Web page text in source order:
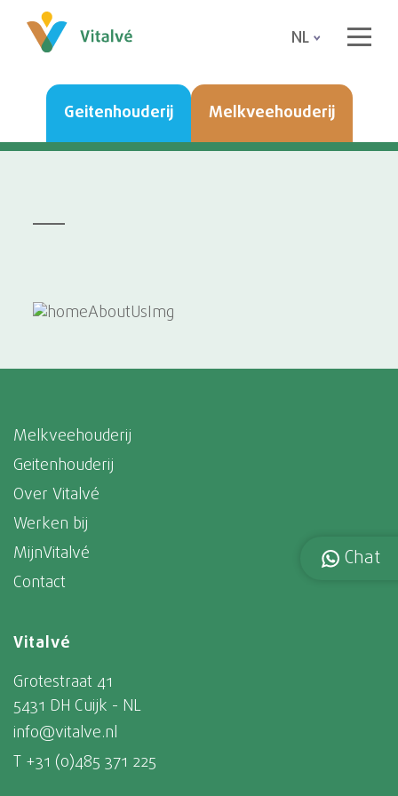
NL
Geitenhouderij Melkveehouderij
Melkveehouderij
Geitenhouderij
Over Vitalvé
Werken bij
MijnVitalvé
Contact
Vitalvé
Grotestraat 41
5431 DH Cuijk - NL
info@vitalve.nl
T +31 (0)485 371 225
Chat